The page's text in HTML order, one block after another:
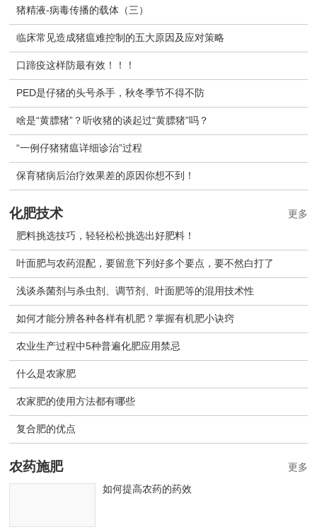
猪精液-病毒传播的载体（三）
临床常见造成猪瘟难控制的五大原因及应对策略
口蹄疫这样防最有效！！！
PED是仔猪的头号杀手，秋冬季节不得不防
啥是“黄膘猪”？听收猪的谈起过“黄膘猪”吗？
“一例仔猪猪瘟详细诊治”过程
保育猪病后治疗效果差的原因你想不到！
化肥技术
肥料挑选技巧，轻轻松松挑选出好肥料！
叶面肥与农药混配，要留意下列好多个要点，要不然白打了
浅谈杀菌剂与杀虫剂、调节剂、叶面肥等的混用技术性
如何才能分辨各种各样有机肥？掌握有机肥小诀窍
农业生产过程中5种普遍化肥应用禁忌
什么是农家肥
农家肥的使用方法都有哪些
复合肥的优点
更多
农药施肥
如何提高农药的药效
更多